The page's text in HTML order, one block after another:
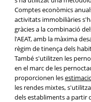
Comptes econòmics
activitats immobiliàries
gràcies a la combinació
l'AEAT, amb la màxima
règim de tinença dels
També s'utilitzen les
en el marc de les
proporcionen les
les rendes mixtes,
dels establiments a partir